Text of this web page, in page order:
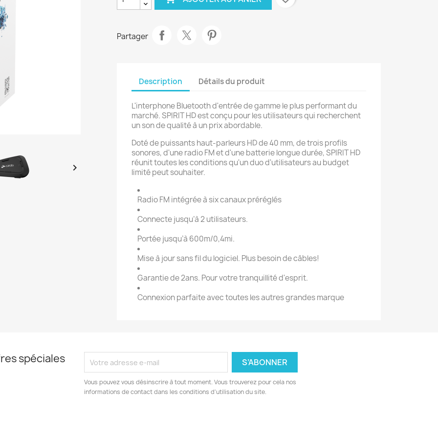

Partager
Description Détails du produit
L'interphone Bluetooth d'entrée de gamme le plus performant du
marché. SPIRIT HD est conçu pour les utilisateurs qui recherchent
un son de qualité à un prix abordable.
Doté de puissants haut-parleurs HD de 40 mm, de trois profils
sonores, d'une radio FM et d'une batterie longue durée, SPIRIT HD
réunit toutes les conditions qu'un duo d'utilisateurs au budget
limité peut souhaiter.
Radio FM intégrée à six canaux préréglés
Connecte jusqu’à 2 utilisateurs.
Portée jusqu’à 600m/0,4mi.
Mise à jour sans fil du logiciel. Plus besoin de câbles!
Garantie de 2ans. Pour votre tranquillité d'esprit.
Connexion parfaite avec toutes les autres grandes marque
spéciales
Vous pouvez vous désinscrire à tout moment. Vous trouverez pour cela nos
informations de contact dans les conditions d'utilisation du site.